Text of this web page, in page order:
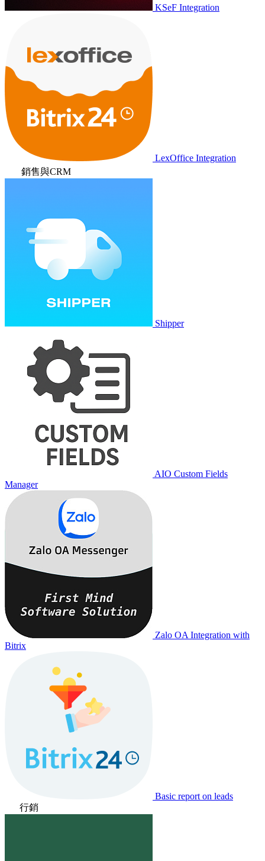
KSeF Integration
LexOffice Integration
銷售與CRM
Shipper
AIO Custom Fields
Manager
Zalo OA Integration with
Bitrix
Basic report on leads
行銷